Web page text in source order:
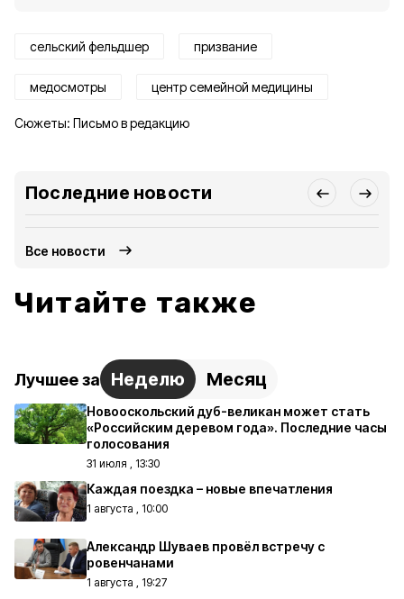
сельский фельдшер призвание
медосмотры центр семейной медицины
Сюжеты: Письмо в редакцию
Последние новости
Все новости
Читайте также
Лучшее за Неделю Месяц
Новооскольский дуб-великан может стать
«Российским деревом года». Последние часы
голосования
31 июля , 13:30
Каждая поездка – новые впечатления
1 августа , 10:00
Александр Шуваев провёл встречу с
ровенчанами
1 августа , 19:27